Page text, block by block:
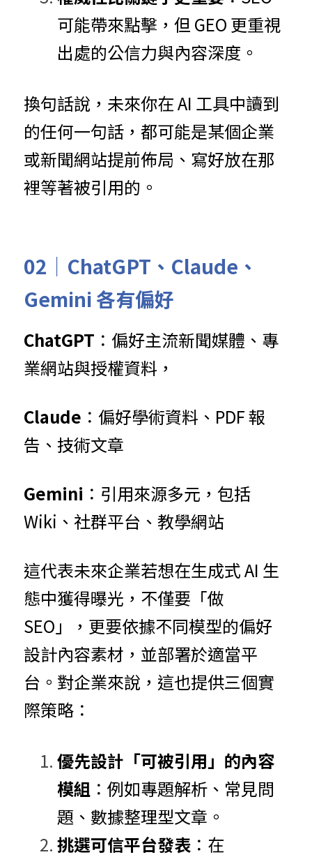
可能帶來點擊，但 GEO 更重視
出處的公信力與內容深度。
換句話說，未來你在 AI 工具中讀到
的任何一句話，都可能是某個企業
或新聞網站提前佈局、寫好放在那
裡等著被引用的。
02｜ ChatGPT、Claude、
Gemini 各有偏好
ChatGPT ：偏好主流新聞媒體、專
業網站與授權資料，
Claude ：偏好學術資料、PDF 報
告、技術文章
Gemini ：引用來源多元，包括
Wiki、社群平台、教學網站
這代表未來企業若想在生成式 AI 生
態中獲得曝光，不僅要「做
SEO」，更要依據不同模型的偏好
設計內容素材，並部署於適當平
台。 對企業來說，這也提供三個實
際策略：
優先設計「可被引用」的內容
模組 ：例如專題解析、常見問
題、數據整理型文章。
挑選可信平台發表 ：在